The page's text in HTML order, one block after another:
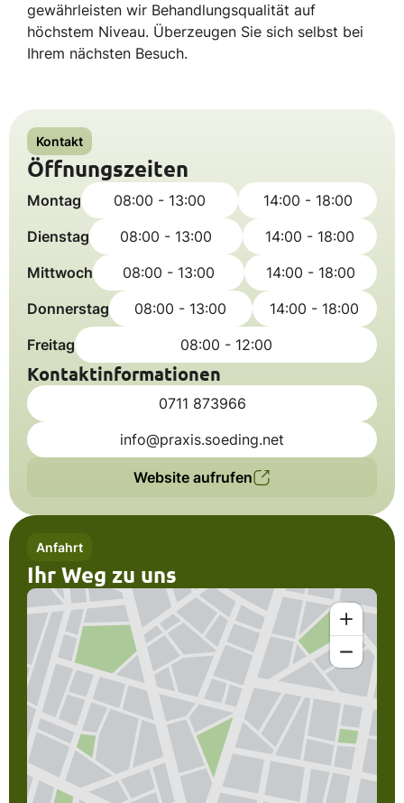
gewährleisten wir Behandlungsqualität auf
höchstem Niveau. Überzeugen Sie sich selbst bei
Ihrem nächsten Besuch.
Kontakt
Öffnungszeiten
Montag 08:00 - 13:00
14:00 - 18:00
Dienstag
08:00 - 13:00
14:00 - 18:00
Mittwoch
08:00 - 13:00
14:00 - 18:00
Donnerstag
08:00 - 13:00
14:00 - 18:00
Freitag
08:00 - 12:00
Kontaktinformationen
0711 873966
info@praxis.soeding.net
Website aufrufen
Anfahrt
Ihr Weg zu uns